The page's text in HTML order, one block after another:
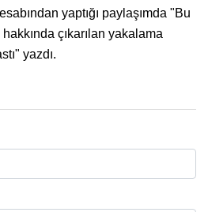
yaptığı paylaşımda "Bu
çıkarılan yakalama
yazdı.